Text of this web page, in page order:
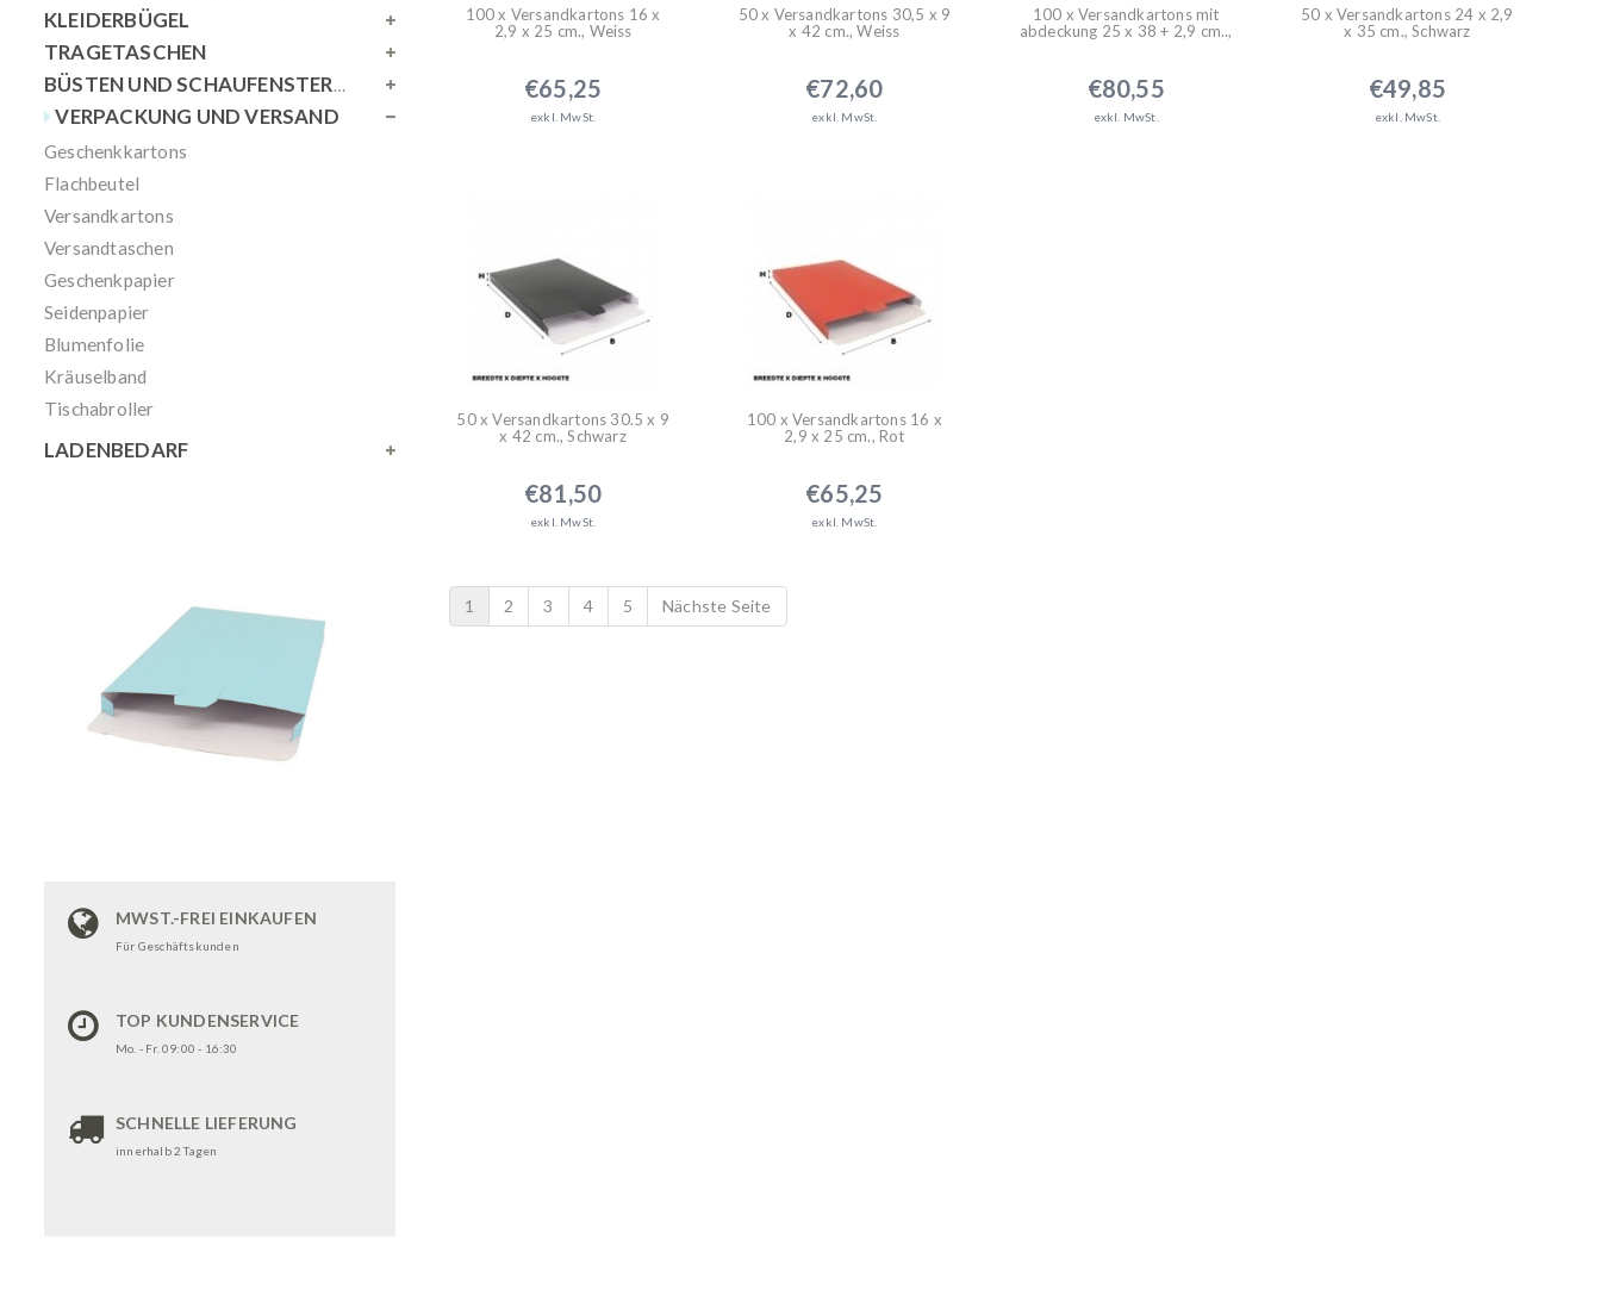
KLEIDERBÜGEL
TRAGETASCHEN
BÜSTEN UND SCHAUFENSTERPUPPEN
VERPACKUNG UND VERSAND
Geschenkkartons
Flachbeutel
Versandkartons
Versandtaschen
Geschenkpapier
Seidenpapier
Blumenfolie
Kräuselband
Tischabroller
LADENBEDARF
MWST.-FREI EINKAUFEN
Für Geschäftskunden
TOP KUNDENSERVICE
Mo. - Fr. 09:00 - 16:30
SCHNELLE LIEFERUNG
innerhalb 2 Tagen
100 x Versandkartons 16 x
2,9 x 25 cm., Weiss
€65,25
exkl. MwSt.
50 x Versandkartons 30,5 x 9
x 42 cm., Weiss
€72,60
exkl. MwSt.
100 x Versandkartons mit
abdeckung 25 x 38 + 2,9 cm..,
€80,55
exkl. MwSt.
50 x Versandkartons 24 x 2,9
x 35 cm., Schwarz
€49,85
exkl. MwSt.
50 x Versandkartons 30.5 x 9
x 42 cm., Schwarz
€81,50
exkl. MwSt.
100 x Versandkartons 16 x
2,9 x 25 cm., Rot
€65,25
exkl. MwSt.
1 2 3 4 5 Nächste Seite